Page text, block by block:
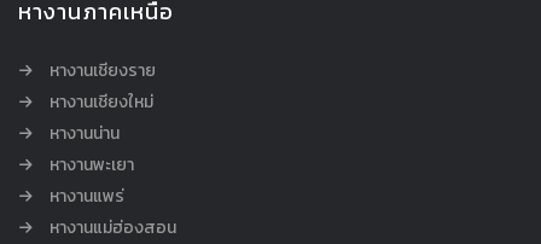
หางานภาคเหนือ
หางานเชียงราย
หางานเชียงใหม่
หางานน่าน
หางานพะเยา
หางานแพร่
หางานแม่ฮ่องสอน